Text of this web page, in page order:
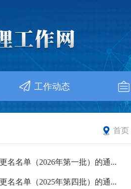
工作动态
首页
名名单（2026年第一批）的通...
名名单（2025年第四批）的通...